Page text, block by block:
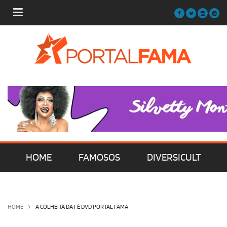
HOME FAMOSOS DIVERSICULT
HOME A COLHEITA DA FÉ DVD PORTAL FAMA